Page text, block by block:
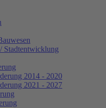
Stadtentwicklung
2014 - 2020
2021 - 2027